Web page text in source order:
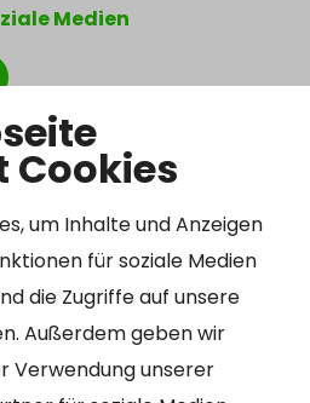
Cookies
um Inhalte und Anzeigen
für soziale Medien
die Zugriffe auf unsere
Außerdem geben wir
Verwendung unserer
Medien